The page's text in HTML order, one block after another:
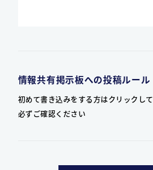
情報共有掲示板への投稿ルール
初めて書き込みをする方はクリックして
必ずご確認ください